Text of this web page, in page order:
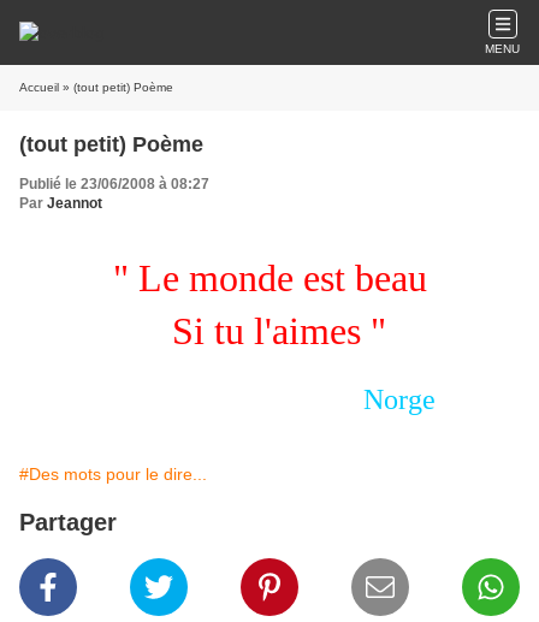
MENU
Accueil » (tout petit) Poème
(tout petit) Poème
Publié le 23/06/2008 à 08:27
Par Jeannot
" Le monde est beau
Si tu l'aimes "
Norge
#Des mots pour le dire...
Partager